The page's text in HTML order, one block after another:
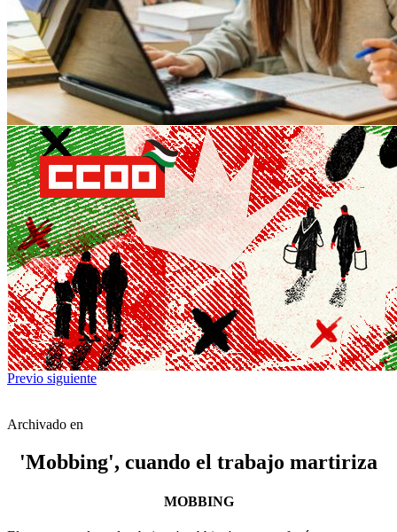
Previo siguiente
Archivado en
'Mobbing', cuando el trabajo martiriza
MOBBING